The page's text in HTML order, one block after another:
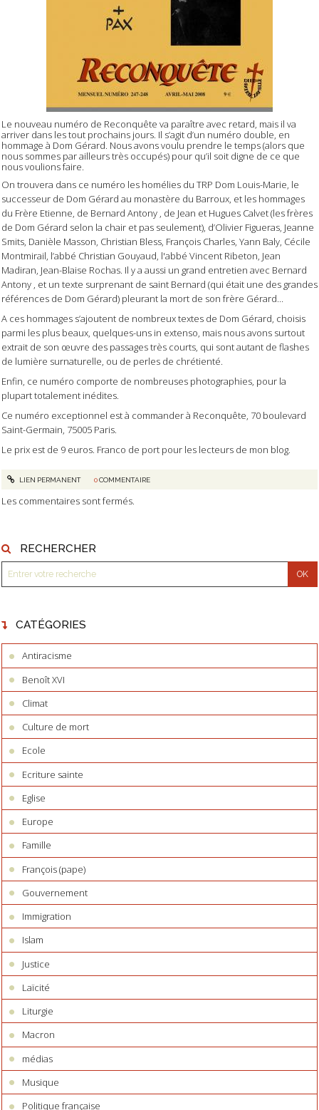
RECHERCHER
CATÉGORIES
Antiracisme
Benoît XVI
Climat
Culture de mort
Ecole
Ecriture sainte
Eglise
Europe
Famille
François (pape)
Gouvernement
Immigration
Islam
Justice
Laïcité
Liturgie
Macron
médias
Musique
Politique française
Le nouveau numéro de Reconquête va paraître avec retard, mais il va
arriver dans les tout prochains jours. Il s’agit d’un numéro double, en
hommage à Dom Gérard. Nous avons voulu prendre le temps (alors que
nous sommes par ailleurs très occupés) pour qu’il soit digne de ce que
nous voulions faire.
On trouvera dans ce numéro les homélies du TRP Dom Louis-Marie, le
successeur de Dom Gérard au monastère du Barroux, et les hommages
du Frère Etienne, de Bernard Antony , de Jean et Hugues Calvet (les frères
de Dom Gérard selon la chair et pas seulement), d’Olivier Figueras, Jeanne
Smits, Danièle Masson, Christian Bless, François Charles, Yann Baly, Cécile
Montmirail, l’abbé Christian Gouyaud, l'abbé Vincent Ribeton, Jean
Madiran, Jean-Blaise Rochas. Il y a aussi un grand entretien avec Bernard
Antony , et un texte surprenant de saint Bernard (qui était une des grandes
références de Dom Gérard) pleurant la mort de son frère Gérard...
A ces hommages s’ajoutent de nombreux textes de Dom Gérard, choisis
parmi les plus beaux, quelques-uns in extenso, mais nous avons surtout
extrait de son œuvre des passages très courts, qui sont autant de flashes
de lumière surnaturelle, ou de perles de chrétienté.
Enfin, ce numéro comporte de nombreuses photographies, pour la
plupart totalement inédites.
Ce numéro exceptionnel est à commander à Reconquête, 70 boulevard
Saint-Germain, 75005 Paris.
Le prix est de 9 euros. Franco de port pour les lecteurs de mon blog.
LIEN PERMANENT 0COMMENTAIRE
Les commentaires sont fermés.